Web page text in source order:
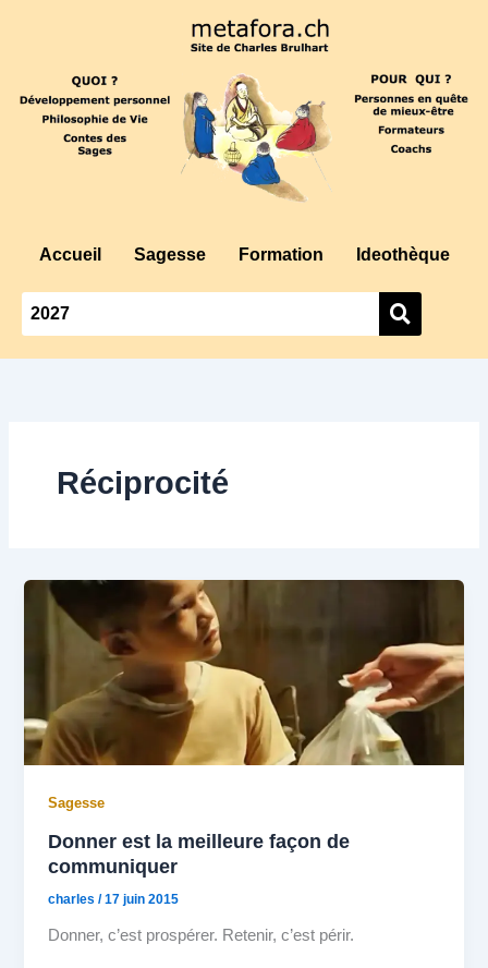
Accueil Sagesse Formation Ideothèque
Réciprocité
Sagesse
Donner est la meilleure façon de
communiquer
charles/17 juin 2015
Donner, c’est prospérer. Retenir, c’est périr.